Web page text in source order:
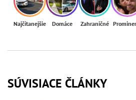
Najčítanejšie Domáce Zahraničné
SÚVISIACE ČLÁNKY